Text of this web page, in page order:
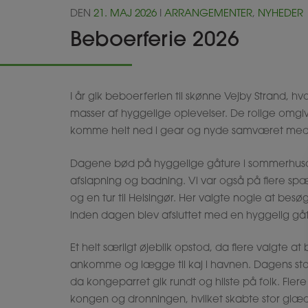
DEN 21. MAJ 2026 I ARRANGEMENTER, NYHEDER
Beboerferie 2026
I år gik beboerferien til skønne Vejby Strand,
masser af hyggelige oplevelser. De rolige
komme helt ned i gear og nyde samværet
Dagene bød på hyggelige gåture i
afslapning og badning. Vi var også på flere
og en tur til Helsingør. Her valgte nogle at
inden dagen blev afsluttet med en hyggelig
Et helt særligt øjeblik opstod, da flere valgte at
ankomme og lægge til kaj i havnen. Dagens
da kongeparret gik rundt og hilste på folk.
kongen og dronningen, hvilket skabte stor